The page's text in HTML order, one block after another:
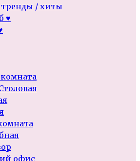
/ хиты
♥
офис